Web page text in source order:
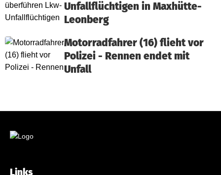
Unfallflüchtigen in Maxhütte-
Leonberg
Motorradfahrer (16) flieht vor
Polizei - Rennen endet mit
Unfall
Links